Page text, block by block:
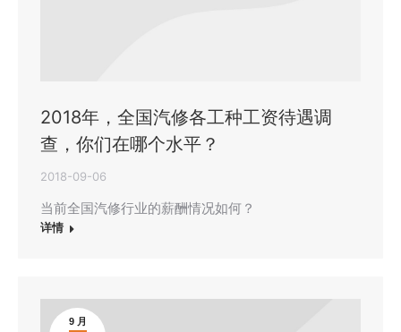
2018年，全国汽修各工种工资待遇调
查，你们在哪个水平？
2018-09-06
当前全国汽修行业的薪酬情况如何？
详情
9 月